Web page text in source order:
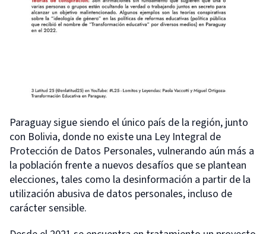
Paraguay sigue siendo el único país de la región, junto
con Bolivia, donde no existe una Ley Integral de
Protección de Datos Personales, vulnerando aún más a
la población frente a nuevos desafíos que se plantean
elecciones, tales como la desinformación a partir de la
utilización abusiva de datos personales, incluso de
carácter sensible.